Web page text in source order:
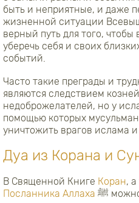
быть и неприятные, и даже
жизненной ситуации
верный путь для того,
уберечь себя и своих
событий.
Часто такие преграды и
являются следствием
недоброжелателей, но у
помощью которых
уничтожить врагов ислама
Дуа из Корана и
В Священной Книге Коран,
Посланника Аллаха